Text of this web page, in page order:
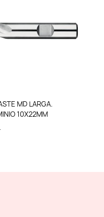
al carrito
MD LARGA.
10X22MM